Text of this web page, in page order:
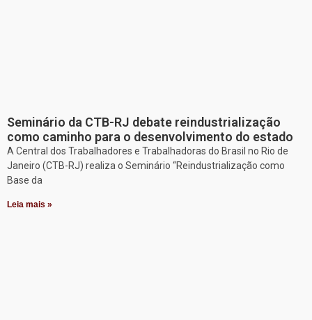
Seminário da CTB-RJ debate reindustrialização
como caminho para o desenvolvimento do estado
A Central dos Trabalhadores e Trabalhadoras do Brasil no Rio de
Janeiro (CTB-RJ) realiza o Seminário “Reindustrialização como
Base da
Leia mais »